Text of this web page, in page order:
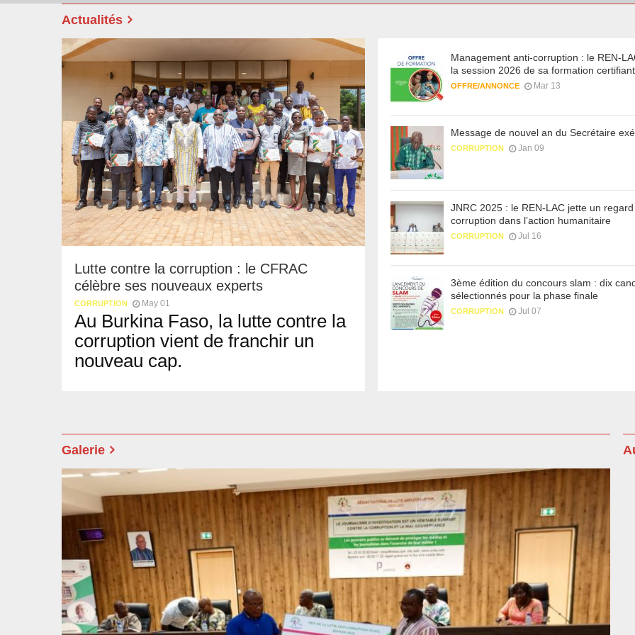
Actualités
Lutte contre la corruption : le CFRAC
célèbre ses nouveaux experts
CORRUPTION May 01
Au Burkina Faso, la lutte contre la
corruption vient de franchir un
nouveau cap.
Management anti-corruption : le REN-
la session 2026 de sa formation
OFFRE/ANNONCE Mar 13
Message de nouvel an du Secrétaire
CORRUPTION Jan 09
JNRC 2025 : le REN-LAC jette un
corruption dans l’action humanitaire
CORRUPTION Jul 16
3ème édition du concours slam : dix
sélectionnés pour la phase finale
CORRUPTION Jul 07
Galerie